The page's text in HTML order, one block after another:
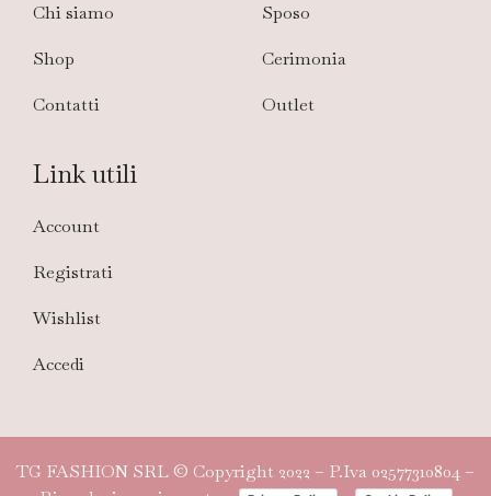
Chi siamo
Shop
Contatti
Sposo
Cerimonia
Outlet
Link utili
Account
Registrati
Wishlist
Accedi
TG FASHION SRL © Copyright 2022 – P.Iva 02577310804 –